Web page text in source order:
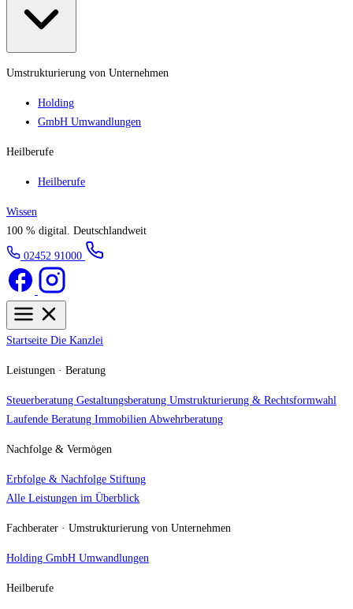
Umstrukturierung von Unternehmen
Holding
GmbH Umwandlungen
Heilberufe
Heilberufe
Wissen
100 % digital. Deutschlandweit
02452 91000
Startseite Die Kanzlei
Leistungen · Beratung
Steuerberatung Gestaltungsberatung Umstrukturierung & Rechtsformwahl
Laufende Beratung Immobilien Abwehrberatung
Nachfolge & Vermögen
Erbfolge & Nachfolge Stiftung
Alle Leistungen im Überblick
Fachberater · Umstrukturierung von Unternehmen
Holding GmbH Umwandlungen
Heilberufe